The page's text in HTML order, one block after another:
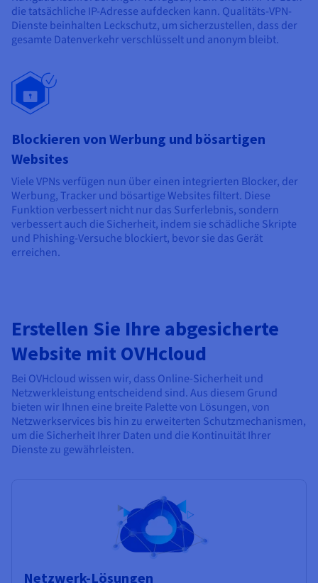
die tatsächliche IP-Adresse aufdecken kann. Qualitäts-VPN-
Dienste beinhalten Leckschutz, um sicherzustellen, dass der
gesamte Datenverkehr verschlüsselt und anonym bleibt.
Blockieren von Werbung und bösartigen
Websites
Viele VPNs verfügen nun über einen integrierten Blocker, der
Werbung, Tracker und bösartige Websites filtert. Diese
Funktion verbessert nicht nur das Surferlebnis, sondern
verbessert auch die Sicherheit, indem sie schädliche Skripte
und Phishing-Versuche blockiert, bevor sie das Gerät
erreichen.
Erstellen Sie Ihre abgesicherte
Website mit OVHcloud
Bei OVHcloud wissen wir, dass Online-Sicherheit und
Netzwerkleistung entscheidend sind. Aus diesem Grund
bieten wir Ihnen eine breite Palette von Lösungen, von
Netzwerkservices bis hin zu erweiterten Schutzmechanismen,
um die Sicherheit Ihrer Daten und die Kontinuität Ihrer
Dienste zu gewährleisten.
Netzwerk-Lösungen